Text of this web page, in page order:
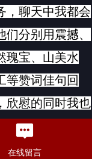
，聊天中我都会
分别用震撼、
瑰宝、山美水
等赞词佳句回
欣慰的同时我也
和地接的路上
你有意向带上
在线留言